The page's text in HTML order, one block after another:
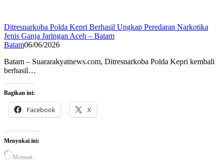
Ditresnarkoba Polda Kepri Berhasil Ungkap Peredaran Narkotika
Jenis Ganja Jaringan Aceh – Batam
Batam06/06/2026
Batam – Suararakyatnews.com, Ditresnarkoba Polda Kepri kembali
berhasil…
Bagikan ini:
Facebook X
Menyukai ini:
Memuat...